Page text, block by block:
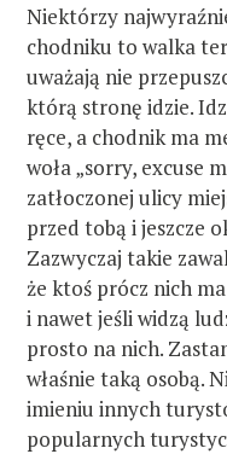
Niektórzy
chodniku to walka
uważają nie
którą stronę idzie.
ręce, a chodnik ma
woła „sorry, excuse
zatłoczonej ulicy
przed tobą i jeszcze
Zazwyczaj takie
że ktoś prócz nich
i nawet jeśli widzą
prosto na nich.
właśnie taką osobą.
imieniu innych
popularnych